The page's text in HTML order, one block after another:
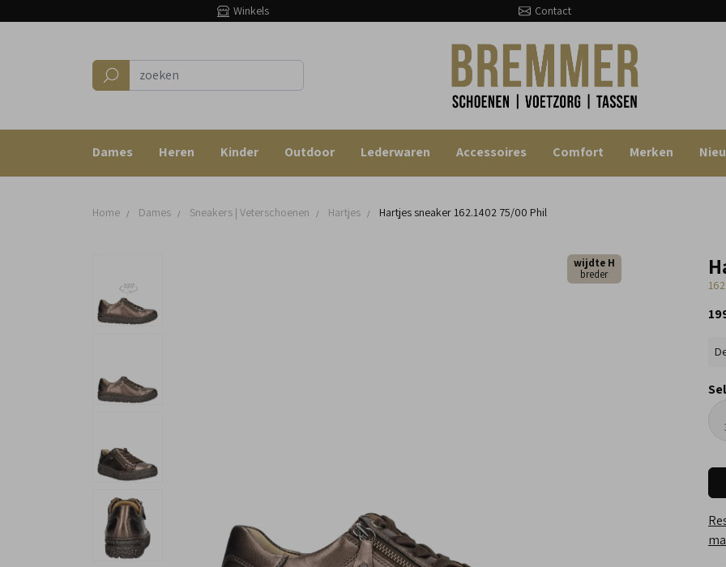
Winkels Contact
Dames Heren Kinder Outdoor Lederwaren Accessoires Comfort Merken
Home Dames Sneakers | Veterschoenen Hartjes Hartjes sneaker162.1402 75/00 Phil
wijdte H
breder